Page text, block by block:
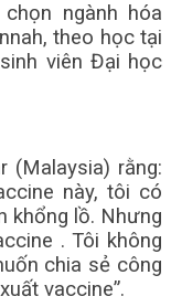
ngành hóa
theo học tại
viên Đại học
(Malaysia) rằng:
này, tôi có
khổng lồ. Nhưng
. Tôi không
chia sẻ công
vaccine”.